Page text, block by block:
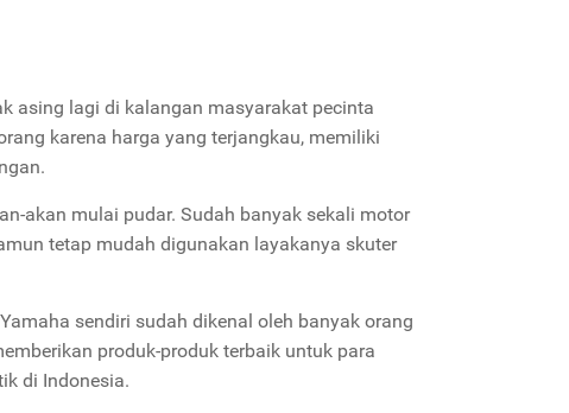
asing lagi di kalangan masyarakat pecinta
karena harga yang terjangkau, memiliki
akan mulai pudar. Sudah banyak sekali motor
tetap mudah digunakan layakanya skuter
sendiri sudah dikenal oleh banyak orang
produk-produk terbaik untuk para
di Indonesia.